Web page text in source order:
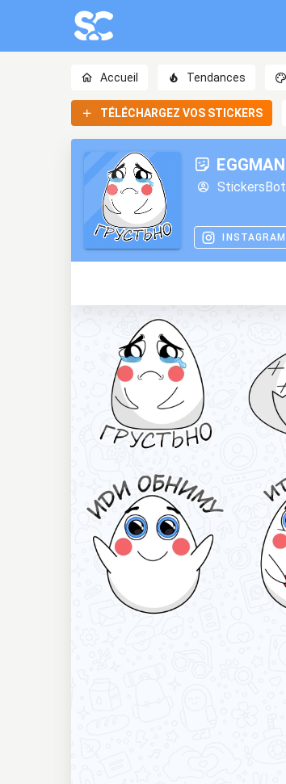
Accueil Tendances
TÉLÉCHARGEZ VOS STICKERS
EGGMAN
StickersBot
INSTAGRAM